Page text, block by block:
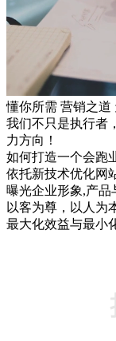
懂你所需 营销之道
我们不只是执行者
力方向！
如何打造一个会跑
依托新技术优化网
曝光企业形象,产品
以客为尊，以人为
最大化效益与最小